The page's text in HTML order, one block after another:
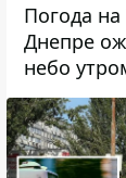
Погода на
Днепре
небо
после